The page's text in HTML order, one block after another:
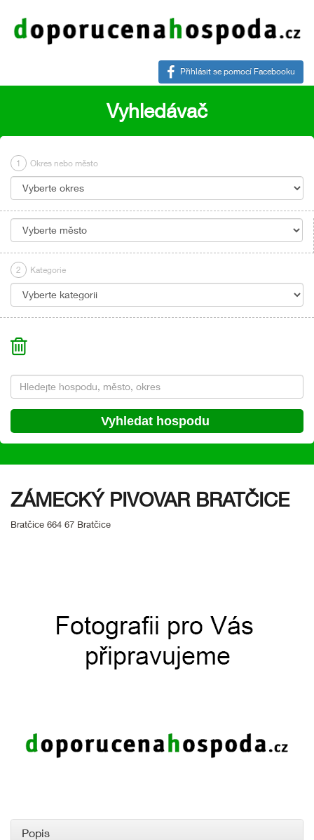
Přihlásit se pomocí Facebooku
Vyhledávač
1 Okres nebo město
2 Kategorie
ZÁMECKÝ PIVOVAR BRATČICE
Bratčice 664 67 Bratčice
Popis